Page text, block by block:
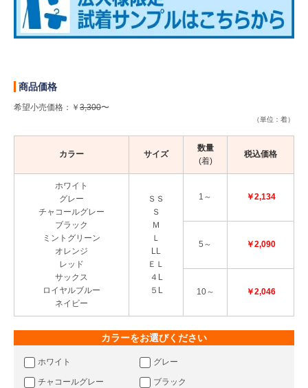
商品価格
希望小売価格：￥ 3,300〜
（単位：着）
カラー サイズ
数量
(着)
税込価格
ホワイト
グレー
チャコールグレー
ブラック
ミントグリーン
オレンジ
レッド
サックス
ロイヤルブルー
ネイビー
ＳＳ
Ｓ
Ｍ
Ｌ
LL
ＥＬ
４L
５L
1～ ￥2,134
5～ ￥2,090
10～ ￥2,046
カラーをお選びください
ホワイト グレー
チャコールグレー ブラック